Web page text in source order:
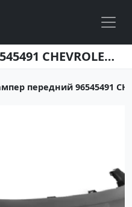
Бампер передний 96545491 CHEVROLET LACETTI с 2004- Краснодар
передний 96545491